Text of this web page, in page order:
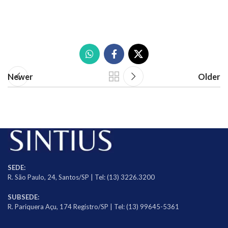
Newer Older
SEDE:
R. São Paulo, 24, Santos/SP | Tel: (13) 3226.3200
SUBSEDE:
R. Pariquera Açu, 174 Registro/SP | Tel: (13) 99645-5361